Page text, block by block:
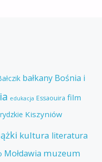
bałkany Bośnia i
edukacja Essaouira film
Kiszyniów
kultura literatura
Mołdawia muzeum